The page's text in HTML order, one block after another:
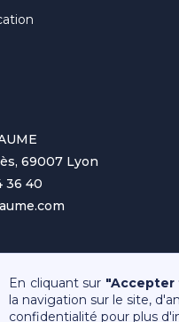
69007 Lyon
36 40
Petit Paumé 2025
Loi 1901
En cliquant sur "Accepter
la navigation sur le site,
confidentialité pour plus